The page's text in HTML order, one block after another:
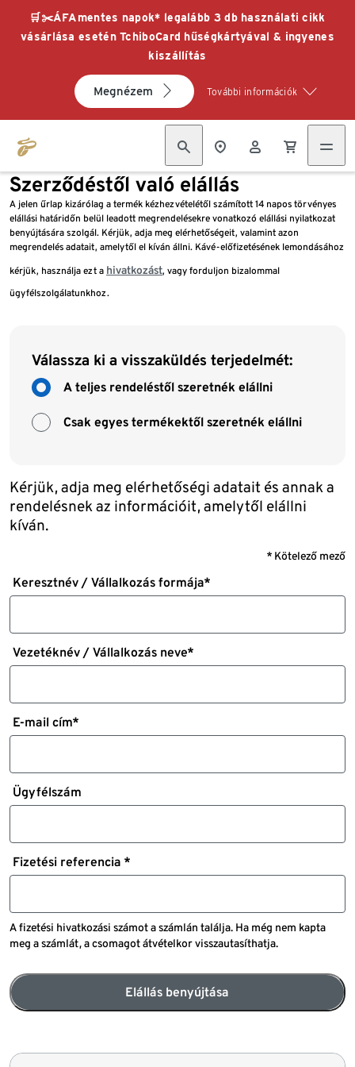
🛒✂️ÁFAmentes napok* legalább 3 db használati cikk
vásárlása esetén TchiboCard hűségkártyával & ingyenes
kiszállítás
Megnézem További információk
Szerződéstől való elállás
A jelen űrlap kizárólag a termék kézhezvételétől számított 14 napos törvényes
elállási határidőn belül leadott megrendelésekre vonatkozó elállási nyilatkozat
benyújtására szolgál. Kérjük, adja meg elérhetőségeit, valamint azon
megrendelés adatait, amelytől el kíván állni. Kávé-előfizetésének lemondásához
kérjük, használja ezt a hivatkozást, vagy forduljon bizalommal
ügyfélszolgálatunkhoz.
Válassza ki a visszaküldés terjedelmét:
A teljes rendeléstől szeretnék elállni
Csak egyes termékektől szeretnék elállni
Kérjük, adja meg elérhetőségi adatait és annak a
rendelésnek az információit, amelytől elállni
kíván.
* Kötelező mező
Keresztnév / Vállalkozás formája*
Vezetéknév / Vállalkozás neve*
E-mail cím*
Ügyfélszám
Fizetési referencia *
A fizetési hivatkozási számot a számlán találja. Ha még nem kapta
meg a számlát, a csomagot átvételkor visszautasíthatja.
Elállás benyújtása